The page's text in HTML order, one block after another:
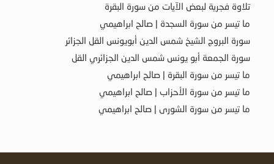
تلاوة فجرية لبعض الآيات من سورة البقرة
ما تيسر من سورة السجدة | صالح ابراهيمي
سورة البروج الشيخ شمس الدين أبويونس القل الجزائر
سورة الجمعة أبو يونس شمس الدين الجزائري القل
ما تيسر من سورة البقرة | صالح ابراهيمي
ما تيسر من سورة الأحزاب | صالح ابراهيمي
ما تيسر من سورة الشورى | صالح ابراهيمي